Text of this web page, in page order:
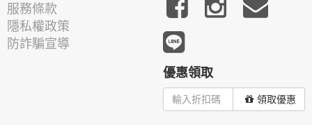
服務條款
隱私權政策
防詐騙宣導
優惠領取
領取優惠